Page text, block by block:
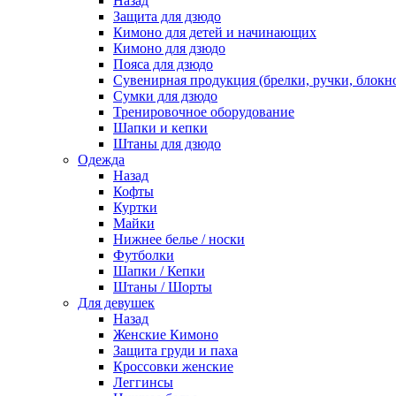
Защита для дзюдо
Кимоно для детей и начинающих
Кимоно для дзюдо
Пояса для дзюдо
Сувенирная продукция (брелки, ручки,
Сумки для дзюдо
Тренировочное оборудование
Шапки и кепки
Штаны для дзюдо
Одежда
Назад
Кофты
Куртки
Майки
Нижнее белье / носки
Футболки
Шапки / Кепки
Штаны / Шорты
Для девушек
Назад
Женские Кимоно
Защита груди и паха
Кроссовки женские
Леггинсы